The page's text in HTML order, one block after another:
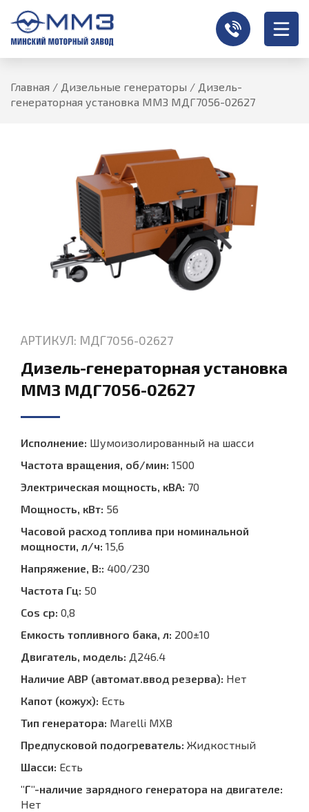
Главная / Дизельные генераторы / Дизель-
генераторная установка ММЗ МДГ7056-02627
АРТИКУЛ: МДГ7056-02627
Дизель-генераторная установка
ММЗ МДГ7056-02627
Исполнение: Шумоизолированный на шасси
Частота вращения, об/мин: 1500
Электрическая мощность, кВА: 70
Мощность, кВт: 56
Часовой расход топлива при номинальной
мощности, л/ч: 15,6
Напряжение, В:: 400/230
Частота Гц: 50
Cos ср: 0,8
Емкость топливного бака, л: 200±10
Двигатель, модель: Д246.4
Наличие АВР (автомат.ввод резерва): Нет
Капот (кожух): Есть
Тип генератора: Marelli MXB
Предпусковой подогреватель: Жидкостный
Шасси: Есть
"Г"-наличие зарядного генератора на двигателе:
Нет